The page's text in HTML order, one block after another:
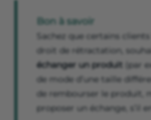
Bon à savoir
Sachez que certains
droit de rétractation,
échanger un produit (par
de mode d’une taille
de rembourser le produit,
proposer un échange, s’il